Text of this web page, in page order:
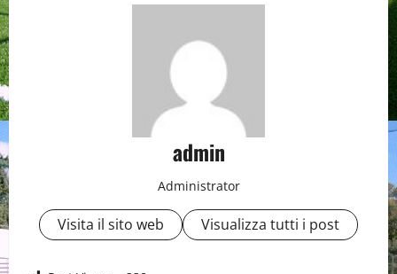
admin
Administrator
Visita il sito web Visualizza tutti i post